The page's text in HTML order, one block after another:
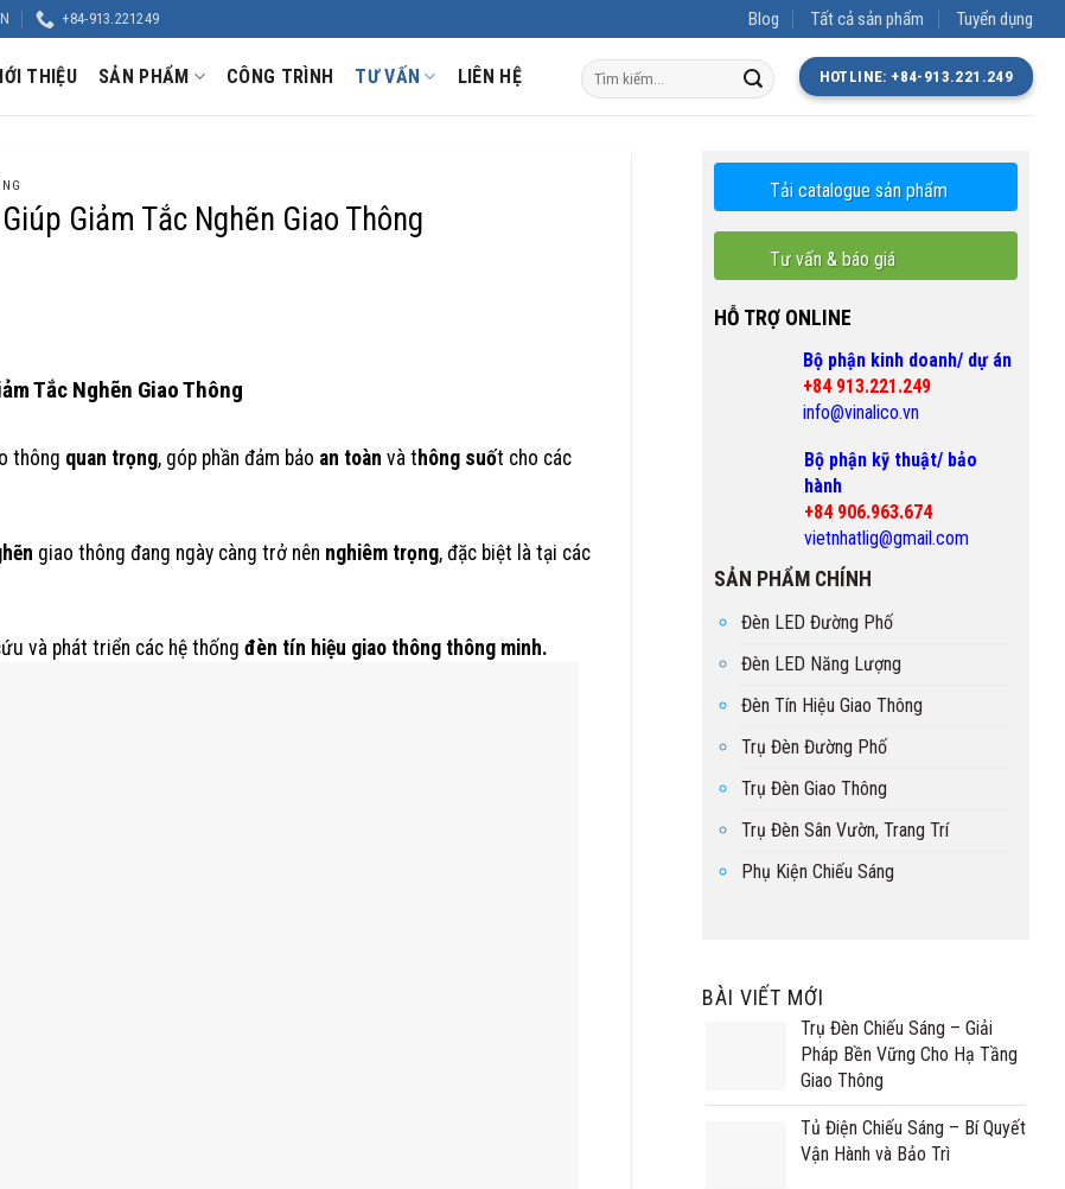
+84-913.221249 Blog Tất cả sản phẩm Tuyển dụng
THIỆU SẢN PHẨM CÔNG TRÌNH TƯ VẤN LIÊN HỆ
Tìm
kiếm:
HOTLINE: +84-913.221.249
Giảm Tắc Nghẽn Giao Thông
Tắc Nghẽn Giao Thông
thông quan trọng, góp phần đảm bảo an toàn và t hông suốt cho các
giao thông đang ngày càng trở nên nghiêm trọng, đặc biệt là tại các
và phát triển các hệ thống đèn tín hiệu giao thông thông minh.
Tải catalogue sản phẩm
Tư vấn & báo giá
HỖ TRỢ ONLINE
Bộ phận kinh doanh/ dự án
+84 913.221.249
info@vinalico.vn
Bộ phận kỹ thuật/ bảo
hành
+84 906.963.674
vietnhatlig@gmail.com
SẢN PHẨM CHÍNH
Đèn LED Đường Phố
Đèn LED Năng Lượng
Đèn Tín Hiệu Giao Thông
Trụ Đèn Đường Phố
Trụ Đèn Giao Thông
Trụ Đèn Sân Vườn, Trang Trí
Phụ Kiện Chiếu Sáng
BÀI VIẾT MỚI
Trụ Đèn Chiếu Sáng – Giải
Pháp Bền Vững Cho Hạ Tầng
Giao Thông
Tủ Điện Chiếu Sáng – Bí Quyết
Vận Hành và Bảo Trì